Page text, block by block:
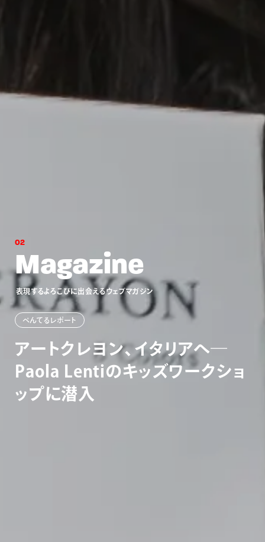
02
Magazine
表現するよろこびに出会えるウェブマガジン
ぺんてるレポート
アートクレヨン、イタリアへ―
Paola Lentiのキッズワークショ
ップに潜入